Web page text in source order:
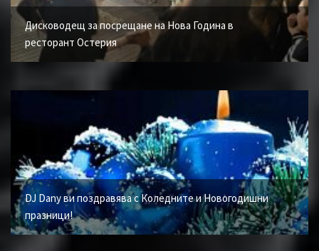
Дисководещ за посрещане на Нова Година в
ресторант Остерия
DJ Dany ви поздравява с Коледните и Новогодишни
празници!